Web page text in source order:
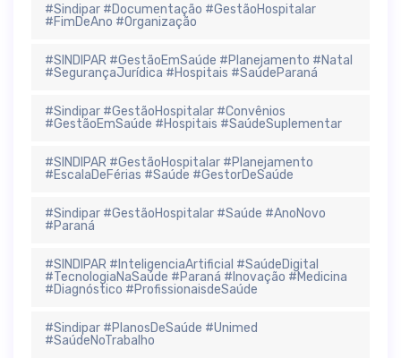
#Sindipar #Documentação #GestãoHospitalar
#FimDeAno #Organização
#SINDIPAR #GestãoEmSaúde #Planejamento #Natal
#SegurançaJurídica #Hospitais #SaúdeParaná
#Sindipar #GestãoHospitalar #Convênios
#GestãoEmSaúde #Hospitais #SaúdeSuplementar
#SINDIPAR #GestãoHospitalar #Planejamento
#EscalaDeFérias #Saúde #GestorDeSaúde
#Sindipar #GestãoHospitalar #Saúde #AnoNovo
#Paraná
#SINDIPAR #InteligenciaArtificial #SaúdeDigital
#TecnologiaNaSaúde #Paraná #Inovação #Medicina
#Diagnóstico #ProfissionaisdeSaúde
#Sindipar #PlanosDeSaúde #Unimed
#SaúdeNoTrabalho